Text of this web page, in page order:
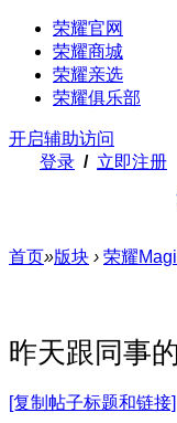
荣耀官网
荣耀商城
荣耀亲选
荣耀俱乐部
开启辅助访问
登录 / 立即注册
首页»版块 › 荣耀
昨天跟同事
[复制帖子标题和链接]